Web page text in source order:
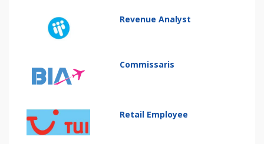
Revenue Analyst
Commissaris
Retail Employee